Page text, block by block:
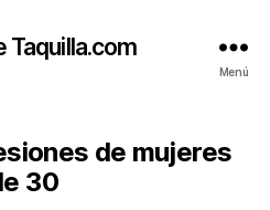
Taquilla.com
Menú
de mujeres
30